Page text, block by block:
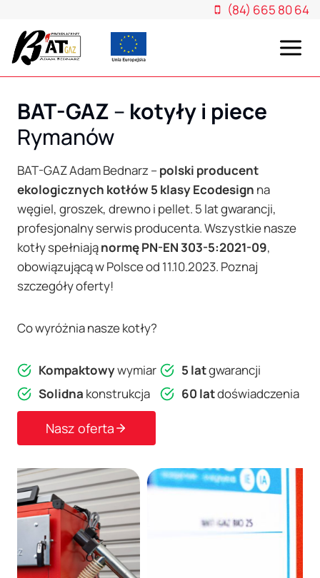
treści
(84) 665 80 64
BAT-GAZ– kotyły i piece
Rymanów
BAT-GAZ Adam Bednarz –polski producent
ekologicznych kotłów 5 klasy Ecodesign na
węgiel, groszek, drewno i pellet. 5 lat gwarancji,
profesjonalny serwis producenta. Wszystkie nasze
kotły spełniająnormę PN-EN 303-5:2021-09,
obowiązującą w Polsce od 11.10.2023. Poznaj
szczegóły oferty!
Co wyróżnia nasze kotły?
Kompaktowywymiar 5 latgwarancji
Solidna konstrukcja 60 latdoświadczenia
Nasz oferta